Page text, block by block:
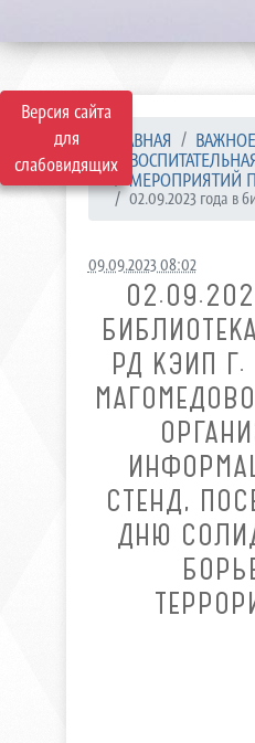
Версия сайта
для
слабовидящих
ГЛАВНАЯ
ВАЖНОЕ
МЕРОПРИЯТИЙ
02.09.2023 года в
09.09.2023 08:02
РД КЭИП
СТЕНД,
ДНЮ